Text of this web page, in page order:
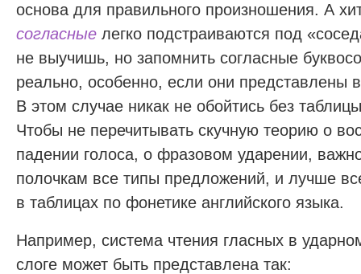
основа для правильного произношения. А
согласные легко подстраиваются под
не выучишь, но запомнить согласные
реально, особенно, если они представлены
В этом случае никак не обойтись без
Чтобы не перечитывать скучную теорию о
падении голоса, о фразовом ударении,
полочкам все типы предложений, и лучше
в таблицах по фонетике английского языка.
Например, система чтения гласных в
слоге может быть представлена так: